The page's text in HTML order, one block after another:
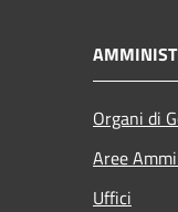
Organi di
Aree
Uffici